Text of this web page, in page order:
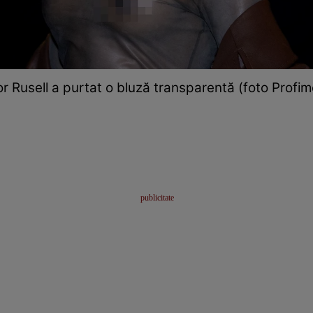
Rusell a purtat o bluză transparentă (foto